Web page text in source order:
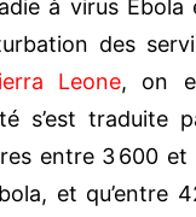
à virus Ebola
des
Leone, on
s’est traduite
entre 3 600
et qu’entre